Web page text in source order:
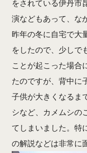
をされている伊丹市
演などもあって、な
昨年の冬に自宅で大
をしたので、少しで
ことが起こった場合
たのですが、背中に
子供が大きくなるま
シなど、カメムシの
てしまいました。特
の解説などは非常に